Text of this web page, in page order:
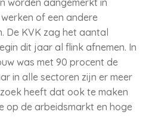
worden aangemerkt in
of een andere
De KVK zag het aantal
dit jaar al flink afnemen. In
was met 90 procent de
in alle sectoren zijn er meer
heeft dat ook te maken
op de arbeidsmarkt en hoge